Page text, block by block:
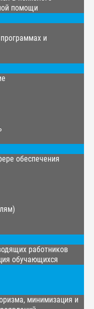
помощи
и
обеспечения
работников
обучающихся
минимизация и